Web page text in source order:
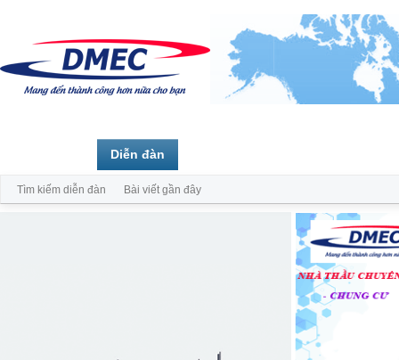
Diễn đàn
Tìm kiếm diễn đàn Bài viết gần đây